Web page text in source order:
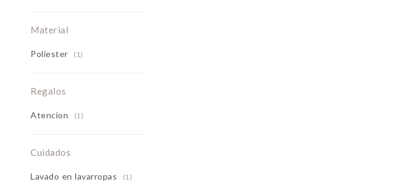
Material
Poliester (1)
Regalos
Atencion (1)
Cuidados
Lavado en lavarropas (1)